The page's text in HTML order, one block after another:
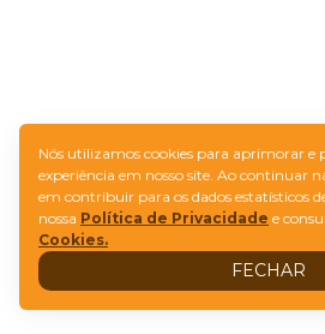
Nós utilizamos cookies para aprimorar e
experiência em nosso site. Ao continuar
em contribuir para os dados estatísticos
nossa Política de Privacidade e
Cookies.
FECHAR